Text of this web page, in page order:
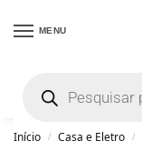
MENU
Início / Casa e Eletro /